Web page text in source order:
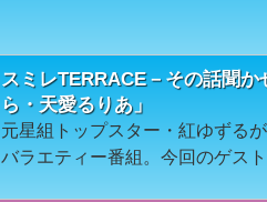
スミレTERRACE－その話聞
ら・天愛るりあ」
元星組トップスター・紅ゆずる
バラエティー番組。今回のゲス